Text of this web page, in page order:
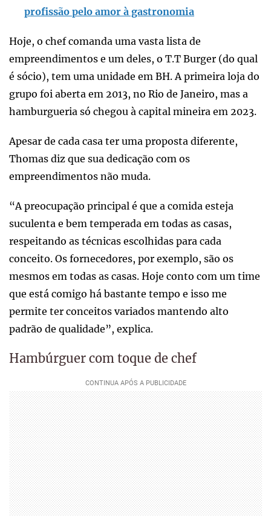
profissão pelo amor à gastronomia
Hoje, o chef comanda uma vasta lista de
empreendimentos e um deles, o T.T Burger (do qual
é sócio), tem uma unidade em BH. A primeira loja do
grupo foi aberta em 2013, no Rio de Janeiro, mas a
hamburgueria só chegou à capital mineira em 2023.
Apesar de cada casa ter uma proposta diferente,
Thomas diz que sua dedicação com os
empreendimentos não muda.
“A preocupação principal é que a comida esteja
suculenta e bem temperada em todas as casas,
respeitando as técnicas escolhidas para cada
conceito. Os fornecedores, por exemplo, são os
mesmos em todas as casas. Hoje conto com um time
que está comigo há bastante tempo e isso me
permite ter conceitos variados mantendo alto
padrão de qualidade”, explica.
Hambúrguer com toque de chef